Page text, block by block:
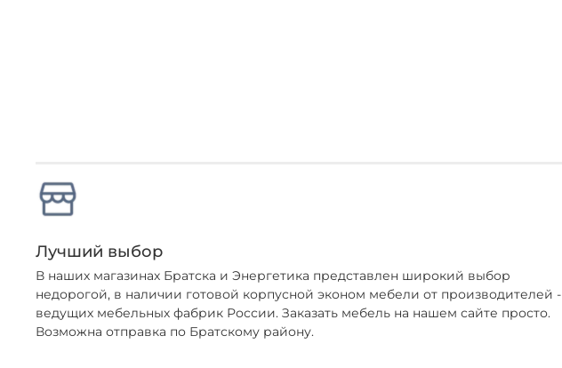
Лучший выбор
В наших магазинах Братска и Энергетика представлен широкий выбор
недорогой, в наличии готовой корпусной эконом мебели от производителей -
ведущих мебельных фабрик России. Заказать мебель на нашем сайте просто.
Возможна отправка по Братскому району.